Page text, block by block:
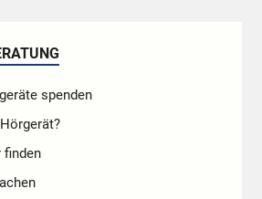
spenden
finden